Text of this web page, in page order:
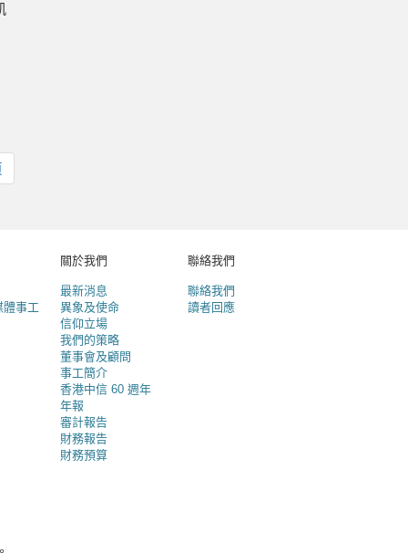
後
體事工
關於我們
最新消息
異象及使命
信仰立場
我們的策略
董事會及顧問
事工簡介
香港中信 60 週年
年報
審計報告
財務報告
財務預算
聯絡我們
聯絡我們
讀者回應